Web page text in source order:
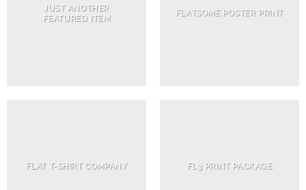
JUST ANOTHER
FEATURED ITEM
FLATSOME POSTER PRINT
FLAT T-SHIRT COMPANY FL3 PRINT PACKAGE